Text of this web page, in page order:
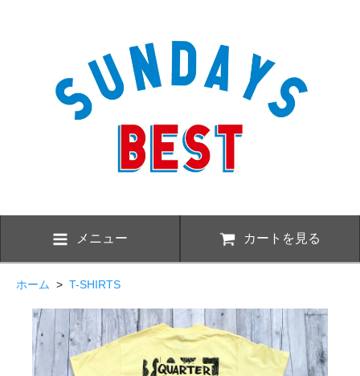
メニュー カートを見る
ホーム > T-SHIRTS